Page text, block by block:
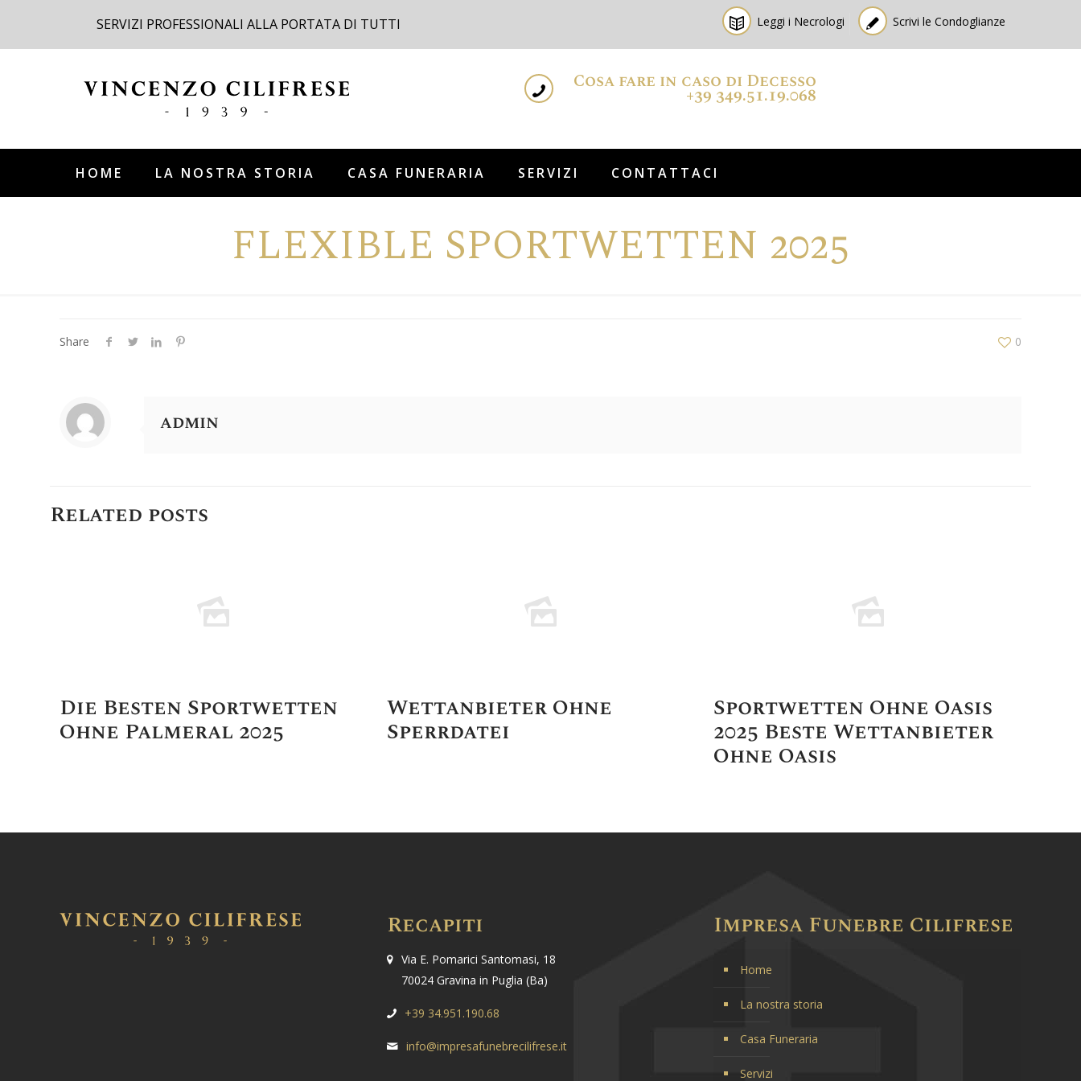
SERVIZI PROFESSIONALI ALLA PORTATA DI TUTTI Leggi i Necrologi Scrivi le Condoglianze
HOME LA NOSTRA STORIA CASA FUNERARIA SERVIZI CONTATTACI
Cosa fare in caso di Decesso
+39 349.51.19.068
FLEXIBLE SPORTWETTEN 2025
Share 0
admin
Related posts
Die Besten Sportwetten
Ohne Palmeral 2025
Wettanbieter Ohne
Sperrdatei
Sportwetten Ohne Oasis
2025 Beste Wettanbieter
Ohne Oasis
Recapiti
Via E. Pomarici Santomasi, 18
70024 Gravina in Puglia (Ba)
+39 34.951.190.68
info@impresafunebrecilifrese.it
Impresa Funebre Cilifrese
Home
La nostra storia
Casa Funeraria
Servizi